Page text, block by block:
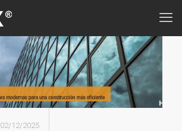
02/12/2025